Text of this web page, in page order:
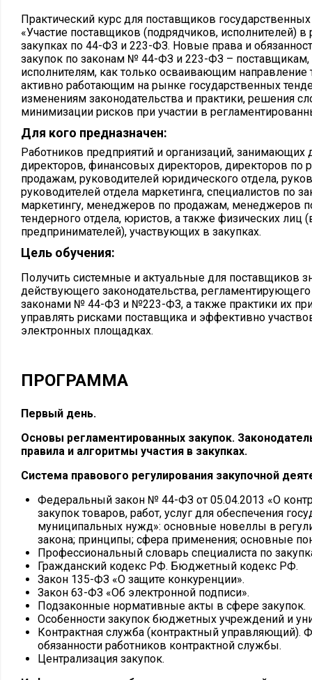
Практический курс для поставщиков
«Участие поставщиков (подрядчиков, исполнителей)
закупках по 44-ФЗ и 223-ФЗ. Новые права и
закупок по законам № 44-ФЗ и 223-ФЗ – поставщикам,
исполнителям, как только осваивающим направление
активно работающим на рынке государственных
изменениям законодательства и практики, решения
минимизации рисков при участии в
Для кого предназначен:
Работников предприятий и организаций, занимающих
директоров, финансовых директоров, директоров по
продажам, руководителей юридического отдела,
руководителей отдела маркетинга, специалистов по
маркетингу, менеджеров по продажам, менеджеров
тендерного отдела, юристов, а также физических лиц
предпринимателей), участвующих в закупках.
Цель обучения:
Получить системные и актуальные для поставщиков
действующего законодательства, регламентирующего
законами № 44-ФЗ и №223-ФЗ, а также практики их
управлять рисками поставщика и эффективно
электронных площадках.
ПРОГРАММА
Первый день.
Основы регламентированных закупок.
правила и алгоритмы участия в закупках.
Система правового регулирования закупочной
Федеральный закон № 44-ФЗ от 05.04.2013 «О
закупок товаров, работ, услуг для обеспечения
муниципальных нужд»: основные новеллы в
закона; принципы; сфера применения; основные
Профессиональный словарь специалиста по
Гражданский кодекс РФ. Бюджетный кодекс РФ.
Закон 135-ФЗ «О защите конкуренции».
Закон 63-ФЗ «Об электронной подписи».
Подзаконные нормативные акты в сфере закупок.
Особенности закупок бюджетных учреждений и
Контрактная служба (контрактный управляющий).
обязанности работников контрактной службы.
Централизация закупок.